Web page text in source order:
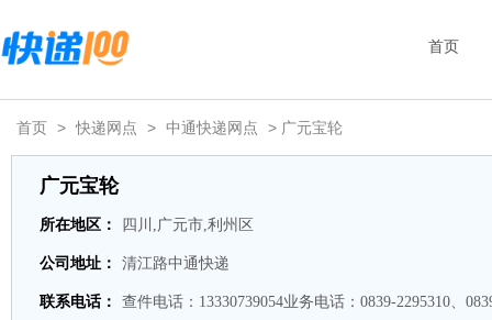
首页
首页 > 快递网点 > 中通快递网点 > 广元宝轮
广元宝轮
所在地区： 四川,广元市,利州区
公司地址： 清江路中通快递
联系电话： 查件电话：13330739054业务电话：0839-2295310、